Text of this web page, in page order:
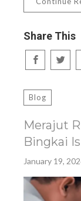
Share This
Blog
Merajut
Bingkai
January 19,